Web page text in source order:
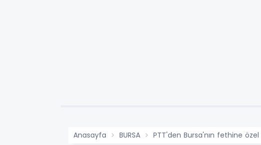
Anasayfa BURSA PTT'den Bursa'nın fethine